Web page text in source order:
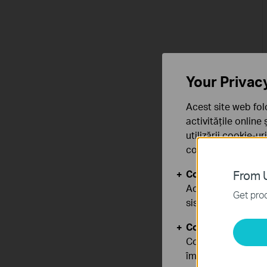
From
Get
Your
Acest site web
activitățile online
utilizării cookie-
confidențialitate
Cookie-uri de
Aceste cookie-uri
sistemele tale
Cookie-uri de
Cookie-urile de
îmbunătăți și